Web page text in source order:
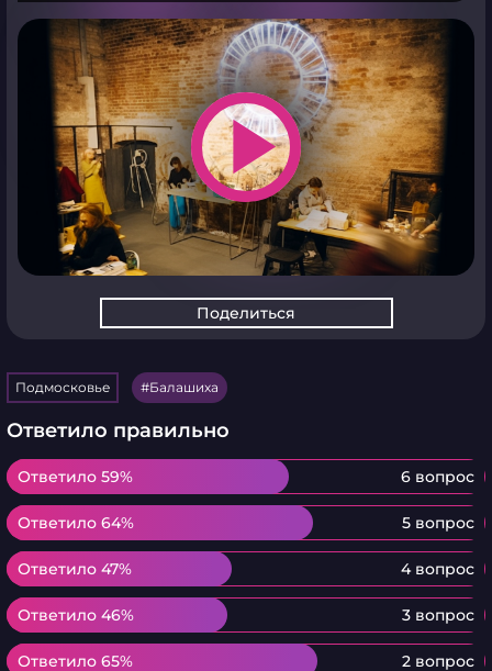
play_arrow
Поделиться
Подмосковье Балашиха
Ответило правильно
Ответило 59% 6 вопрос
Ответило 59%
Ответило 64% 5 вопрос
Ответило 64%
Ответило 47% 4 вопрос
Ответило 47%
Ответило 46% 3 вопрос
Ответило 46%
Ответило 65% 2 вопрос
Ответило 65%